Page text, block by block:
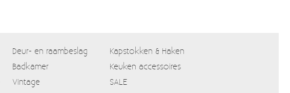
Deur- en raambeslag
Kapstokken & Haken
Badkamer
Keuken accessoires
Vintage SALE